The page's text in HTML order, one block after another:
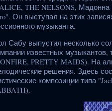
THE NELSONS, Мадонна
Он выступал на этих
музыканта.
Сабу выпустил несколько
известных
PRETTY MAIDS). На
решения. Здесь
композиции типа